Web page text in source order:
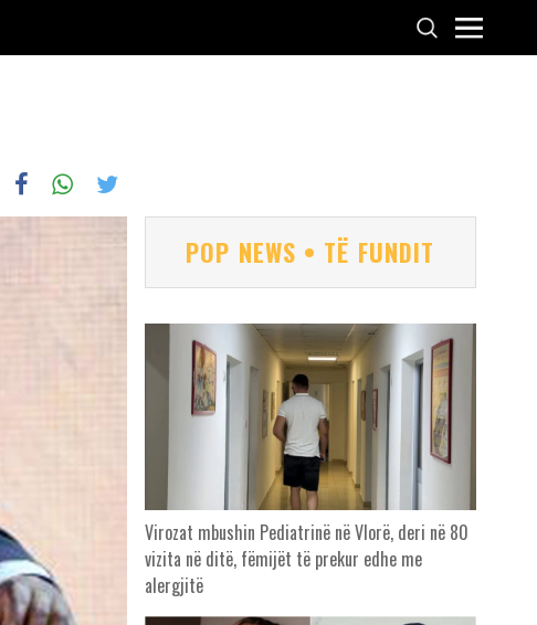
POP NEWS • TË FUNDIT
Virozat mbushin Pediatrinë në Vlorë, deri në 80
vizita në ditë, fëmijët të prekur edhe me
alergjitë